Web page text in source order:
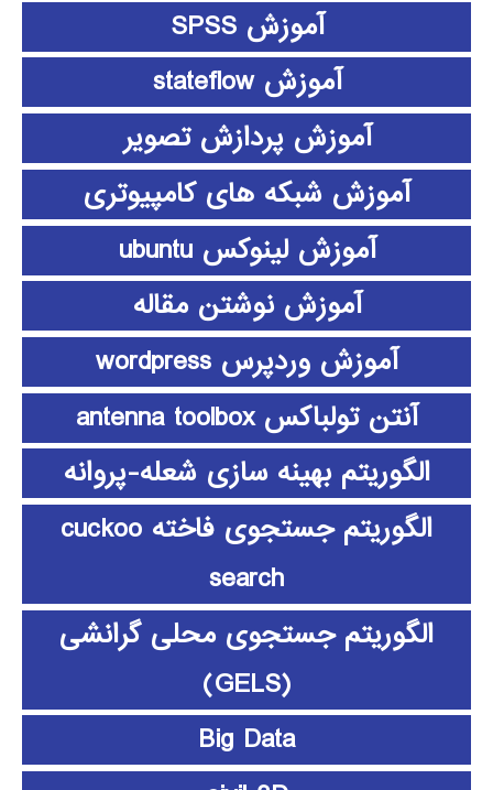
آموزش SPSS
آموزش stateflow
آموزش پردازش تصویر
آموزش شبکه های کامپیوتری
آموزش لینوکس ubuntu
آموزش نوشتن مقاله
آموزش وردپرس wordpress
آنتن تولباکس antenna toolbox
الگوریتم بهینه سازی شعله-پروانه
الگوریتم جستجوی فاخته cuckoo
search
الگوریتم جستجوی محلی گرانشی
(GELS)
Big Data